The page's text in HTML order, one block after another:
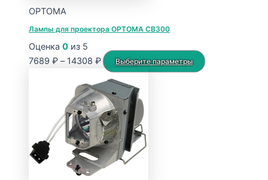
OPTOMA
Лампы для проектора OPTOMA CB300
Оценка 0 из 5
7689 ₽ – 14308 ₽Диапазон
цен:
7689 ₽
–
14308 ₽
Выберите параметры
Этот